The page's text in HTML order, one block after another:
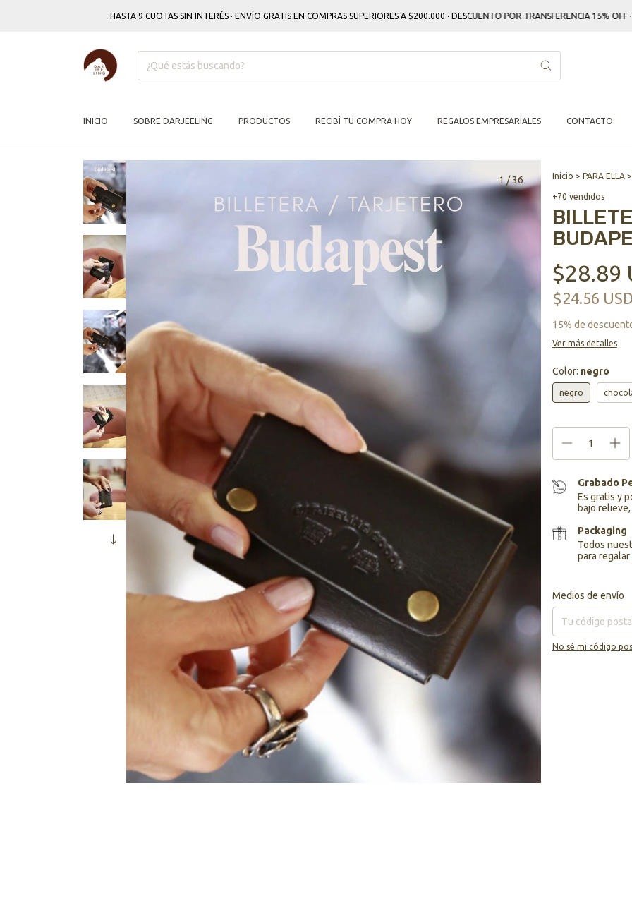
HASTA 9 CUOTAS SIN INTERÉS · ENVÍO GRATIS EN COMPRAS SUPERIORES A $200.000 · DESCUENTO POR TRANSFERENCIA 15% OFF ·
INICIO SOBRE DARJEELING PRODUCTOS RECIBÍ TU COMPRA HOY REGALOS EMPRESARIALES CONTACTO
1/36 Inicio > PARA ELLA >
+70 vendidos
$28.89
$24.56
15% de
Ver más detalles
Color: negro
negro
Grabado
Es gratis y
bajo
Packaging
Todos
para
Entregas para el CP:
Medios de envío
No sé mi código